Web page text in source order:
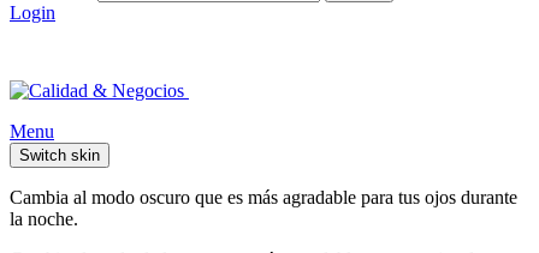
Login
Menu
Switch skin
Cambia al modo oscuro que es más agradable para tus ojos durante
la noche.